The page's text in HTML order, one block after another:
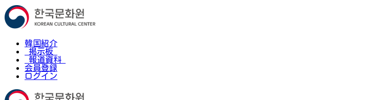
韓国紹介
掲示板
報道資料
会員登録
ログイン